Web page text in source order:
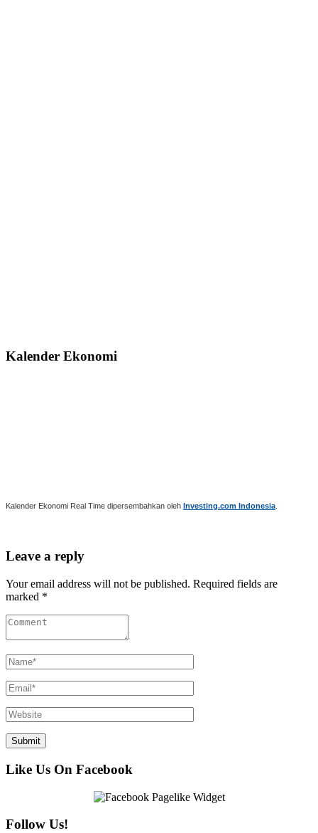
Kalender Ekonomi
Kalender Ekonomi Real Time dipersembahkan oleh Investing.com Indonesia
Leave a reply
Your email address will not be published. Required fields are
marked *
Like Us On Facebook
Follow Us!